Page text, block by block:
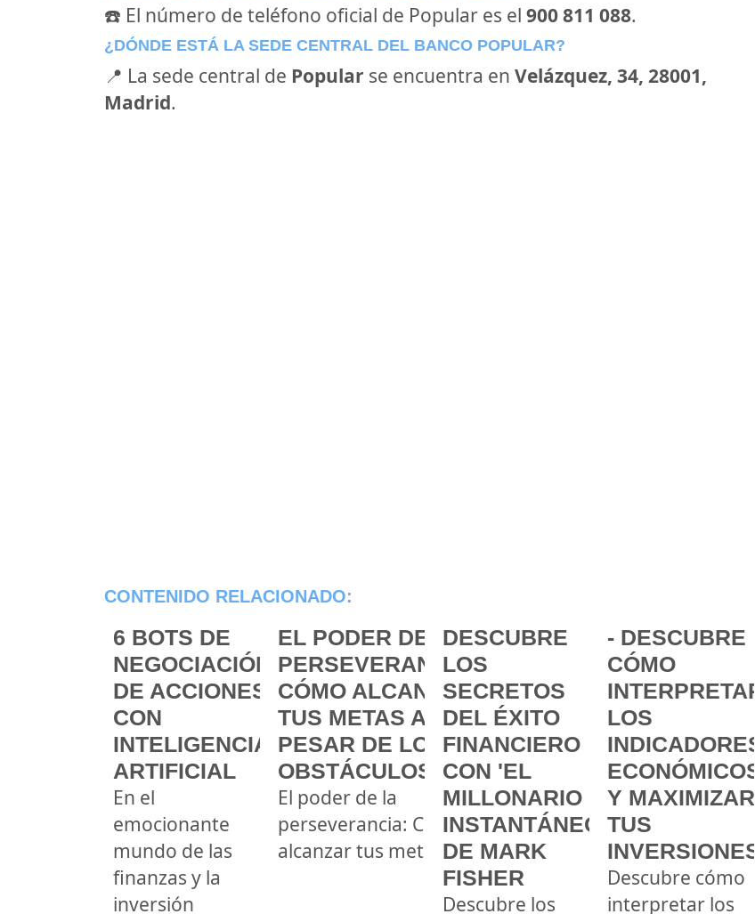
☎️ El número de teléfono oficial de Popular es el 900 811 088.
¿DÓNDE ESTÁ LA SEDE CENTRAL DEL BANCO POPULAR?
📍 La sede central de Popular se encuentra en Velázquez, 34, 28001,
Madrid.
CONTENIDO RELACIONADO:
6 BOTS DE
NEGOCIACIÓN
DE ACCIONES
CON
INTELIGENCIA
ARTIFICIAL
En el
emocionante
mundo de las
finanzas y la
inversión
EL PODER DE LA
PERSEVERANCIA:
CÓMO ALCANZAR
TUS METAS A
PESAR DE LOS
OBSTÁCULOS
El poder de la
perseverancia: Cómo
alcanzar tus metas
DESCUBRE
LOS
SECRETOS
DEL ÉXITO
FINANCIERO
CON 'EL
MILLONARIO
INSTANTÁNEO'
DE MARK
FISHER
Descubre los
- DESCUBRE
CÓMO
INTERPRETAR
LOS
INDICADORES
ECONÓMICOS
Y MAXIMIZAR
TUS
INVERSIONES
Descubre cómo
interpretar los